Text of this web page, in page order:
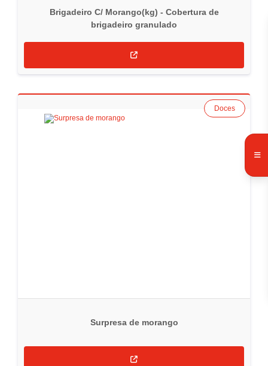
Brigadeiro C/ Morango(kg) - Cobertura de
brigadeiro granulado
Surpresa de morango
Doces